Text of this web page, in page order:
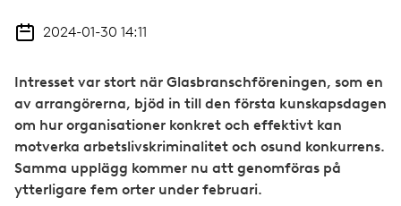
2024-01-30 14:11
Intresset var stort när Glasbranschföreningen, som en
av arrangörerna, bjöd in till den första kunskapsdagen
om hur organisationer konkret och effektivt kan
motverka arbetslivskriminalitet och osund konkurrens.
Samma upplägg kommer nu att genomföras på
ytterligare fem orter under februari.